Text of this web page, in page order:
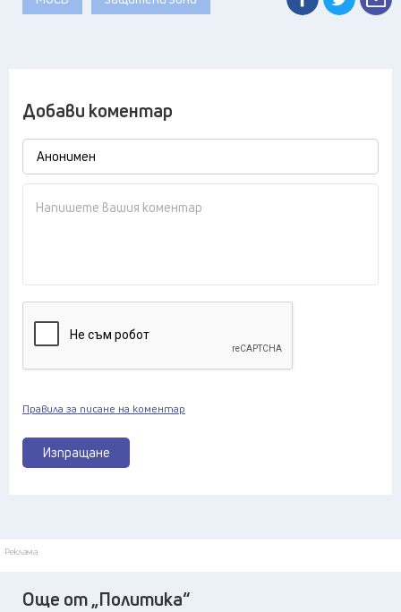
Добави коментар
Изпращане
Правила за писане на коментар
Реклама
Още от „Политика“